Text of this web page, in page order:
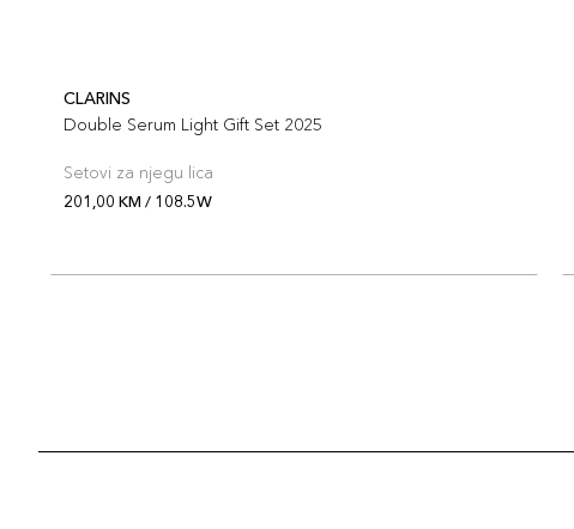
CLARINS
Double Serum Light Gift Set 2025
Setovi za njegu lica
201,00 KM / 108.5W